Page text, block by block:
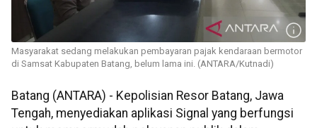
Masyarakat sedang melakukan pembayaran pajak kendaraan bermotor
di Samsat Kabupaten Batang, belum lama ini. (ANTARA/Kutnadi)
Batang (ANTARA) - Kepolisian Resor Batang, Jawa
Tengah, menyediakan aplikasi Signal yang berfungsi